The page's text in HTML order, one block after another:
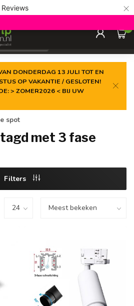
Reviews ×
prijs
0
DONDERDAG 13 JULI TOT EN
OP VAKANTIE / GESLOTEN!
> ZOMER2026 < BIJ UW
spot
met 3 fase
Filters